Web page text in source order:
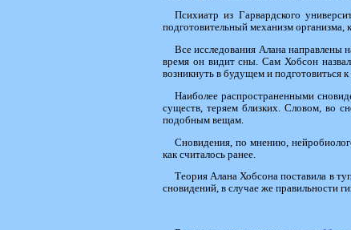
Психиатр из Гарвардского
подготовительный механизм
Все исследования Алана направлены
время он видит сны. Сам Хобсон
возникнуть в будущем и подготовиться
Наиболее распространенными
существ, теряем близких. Словом, во
подобным вещам.
Сновидения, по мнению,
как считалось ранее.
Теория Алана Хобсона поставила в
сновидений, в случае же правильности